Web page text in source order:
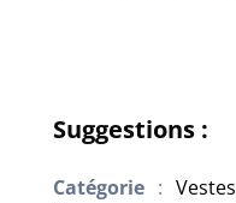
Suggestions :
Catégorie :